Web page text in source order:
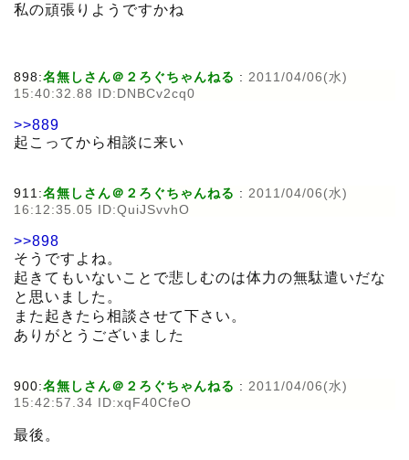
私の頑張りようですかね
898:名無しさん＠２ろぐちゃんねる : 2011/04/06(水)
15:40:32.88 ID:DNBCv2cq0
>>889
起こってから相談に来い
911:名無しさん＠２ろぐちゃんねる : 2011/04/06(水)
16:12:35.05 ID:QuiJSvvhO
>>898
そうですよね。
起きてもいないことで悲しむのは体力の無駄遣いだな
と思いました。
また起きたら相談させて下さい。
ありがとうございました
900:名無しさん＠２ろぐちゃんねる : 2011/04/06(水)
15:42:57.34 ID:xqF40CfeO
最後。